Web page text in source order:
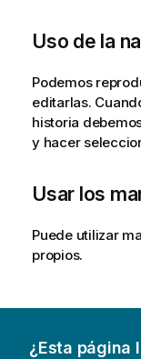
Uso de la
Podemos
editarlas.
historia
y hacer
Usar los
Puede utilizar
propios.
¿Esta página